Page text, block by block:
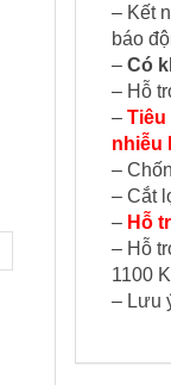
– Kết
báo
– Có
– Hỗ
– Tiêu
nhiễu
–
– Cắt
– Hỗ
– Hỗ
1100
– Lưu